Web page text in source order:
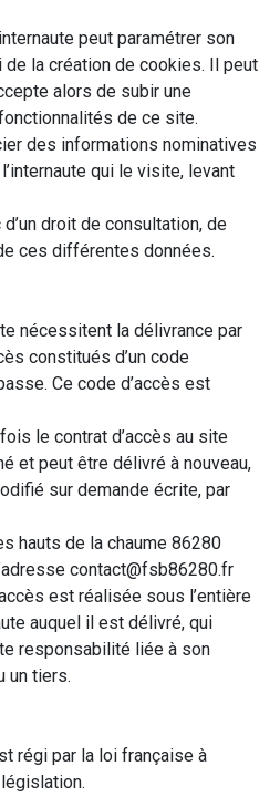
peut paramétrer son
de la création de cookies. Il peut
alors de subir une
de ce site.
des informations nominatives
qui le visite, levant
droit de consultation, de
ces différentes données.
nécessitent la délivrance par
constitués d’un code
Ce code d’accès est
le contrat d’accès au site
et peut être délivré à nouveau,
sur demande écrite, par
hauts de la chaume 86280
contact@fsb86280.fr
est réalisée sous l’entière
auquel il est délivré, qui
responsabilité liée à son
un tiers.
régi par la loi française à